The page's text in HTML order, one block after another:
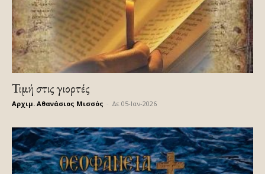
Τιμή στις γιορτές
Αρχιμ. Αθανάσιος Μισσός Δε 05-Ιαν-2026